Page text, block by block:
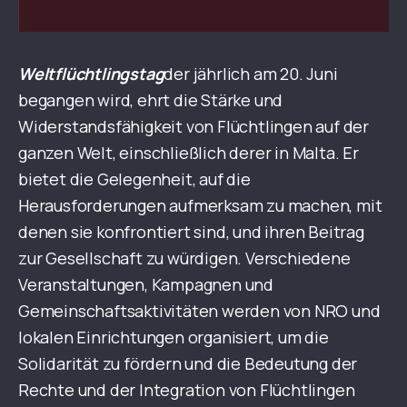
Weltflüchtlingstagder jährlich am 20. Juni
begangen wird, ehrt die Stärke und
Widerstandsfähigkeit von Flüchtlingen auf der
ganzen Welt, einschließlich derer in Malta. Er
bietet die Gelegenheit, auf die
Herausforderungen aufmerksam zu machen, mit
denen sie konfrontiert sind, und ihren Beitrag
zur Gesellschaft zu würdigen. Verschiedene
Veranstaltungen, Kampagnen und
Gemeinschaftsaktivitäten werden von NRO und
lokalen Einrichtungen organisiert, um die
Solidarität zu fördern und die Bedeutung der
Rechte und der Integration von Flüchtlingen